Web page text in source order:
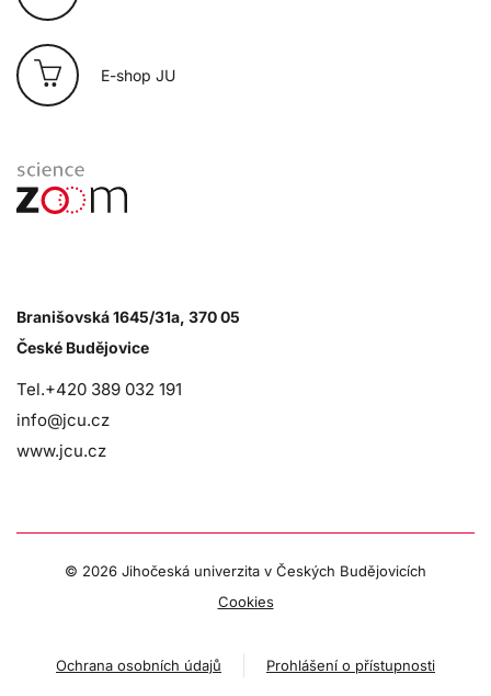
E-shop JU
Branišovská 1645/31a, 370 05
České Budějovice
Tel.+420 389 032 191
info@jcu.cz
www.jcu.cz
© 2026 Jihočeská univerzita v Českých Budějovicích
Cookies
Ochrana osobních údajů Prohlášení o přístupnosti